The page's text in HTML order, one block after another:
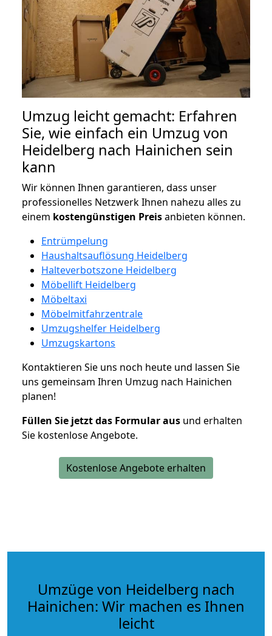
Umzug leicht gemacht: Erfahren
Sie, wie einfach ein Umzug von
Heidelberg nach Hainichen sein
kann
Wir können Ihnen garantieren, dass unser
professionelles Netzwerk Ihnen nahezu alles zu
einem kostengünstigen Preisanbieten können.
Entrümpelung
Haushaltsauflösung Heidelberg
Halteverbotszone Heidelberg
Möbellift Heidelberg
Möbeltaxi
Möbelmitfahrzentrale
Umzugshelfer Heidelberg
Umzugskartons
Kontaktieren Sie uns noch heute und lassen Sie
uns gemeinsam Ihren Umzug nach Hainichen
planen!
Füllen Sie jetzt das Formular aus und erhalten
Sie kostenlose Angebote.
Kostenlose Angebote erhalten
Umzüge von Heidelberg nach
Hainichen: Wir machen es Ihnen
leicht